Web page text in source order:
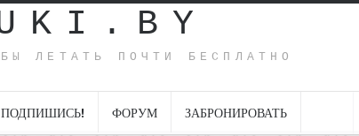
ЛЕТАТЬ ПОЧТИ БЕСПЛАТНО
ПОДПИШИСЬ! ФОРУМ ЗАБРОНИРОВАТЬ